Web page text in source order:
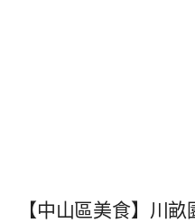
【中山區美食】川